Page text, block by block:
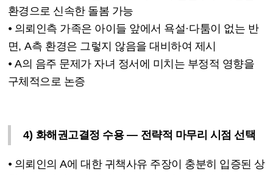
환경으로 신속한 돌봄 가능
⦁ 의뢰인측 가족은 아이들 앞에서 욕설 ·다툼이 없는 반
면, A측 환경은 그렇지 않음을 대비하여 제시
⦁ A의 음주 문제가 자녀 정서에 미치는 부정적 영향을
구체적으로 논증
4) 화해권고결정 수용 — 전략적 마무리 시점 선택
⦁ 의뢰인의A에 대한 귀책사유 주장이 충분히 입증된 상